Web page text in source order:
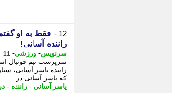
12 -
فقط به او
راننده آسانی!
سرنویس- ورزشی- 11 روز پیش - چهارشنبه 7 مرداد 1405، 03:33
سرپرست تیم فوتبال
راننده یاسر آسانی،
که یاسر آسانی در ...
یاسر آسانی - راننده -